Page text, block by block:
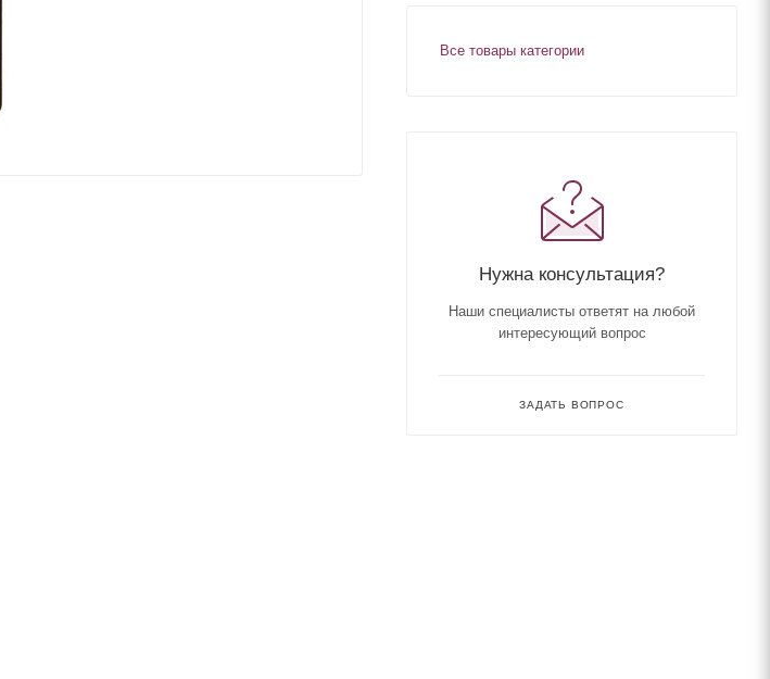
Все товары категории
Нужна консультация?
Наши специалисты ответят на любой
интересующий вопрос
ЗАДАТЬ ВОПРОС